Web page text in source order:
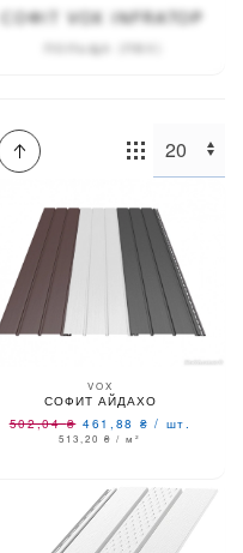
СОФІТ VOX INFRATOP
ПОЛЬЩА (ПВХ)
Товарів:
VOX
СОФИТ АЙДАХО
502,04₴ 461,88 ₴ / шт.
513,20₴ / м²